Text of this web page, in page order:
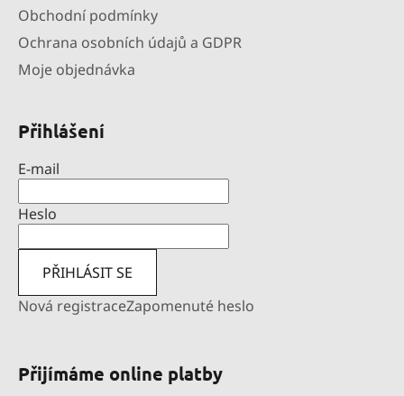
Obchodní podmínky
Ochrana osobních údajů a GDPR
Moje objednávka
Přihlášení
E-mail
Heslo
PŘIHLÁSIT SE
Nová registraceZapomenuté heslo
Přijímáme online platby